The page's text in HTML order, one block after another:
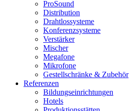
ProSound
Distribution
Drahtlossysteme
Konferenzsysteme
Verstärker
Mischer
Megafone
Mikrofone
Gestellschränke & Zubehör
Referenzen
Bildungseinrichtungen
Hotels